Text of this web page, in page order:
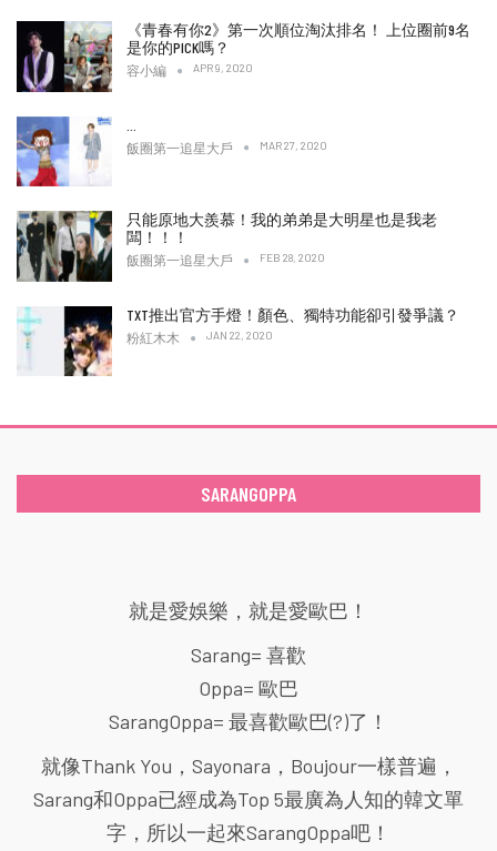
《青春有你2》第一次順位淘汰排名！ 上位圈前9名
是你的PICK嗎？
容小編 APR 9, 2020
飯圈第一追星大戶 MAR 27, 2020
只能原地大羨慕！我的弟弟是大明星也是我老
闆！！！
飯圈第一追星大戶 FEB 28, 2020
TXT推出官方手燈！顏色、獨特功能卻引發爭議？
粉紅木木 JAN 22, 2020
SARANGOPPA
就是愛娛樂，就是愛歐巴！
Sarang= 喜歡
Oppa= 歐巴
SarangOppa= 最喜歡歐巴(?)了！
就像Thank You，Sayonara，Boujour一樣普遍，
Sarang和Oppa已經成為Top 5最廣為人知的韓文單
字，所以一起來SarangOppa吧！